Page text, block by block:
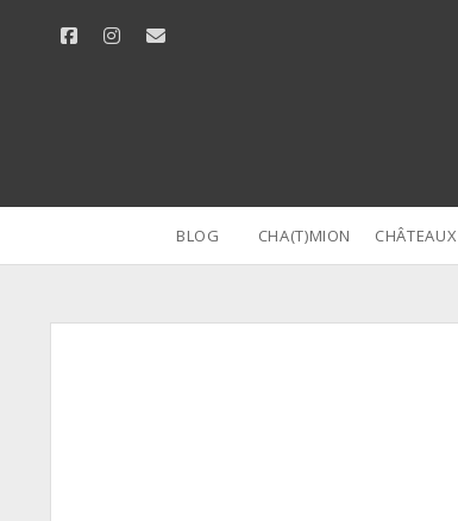
facebookinstagram
email
BLOG CHA(T)MION CHÂTEAUX